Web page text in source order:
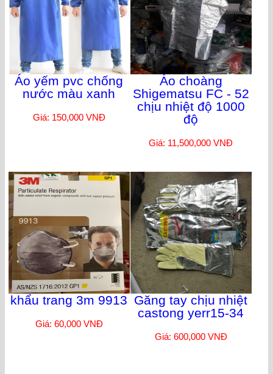
Áo yếm pvc chống
nước màu xanh
Giá: 150,000 VNĐ
Áo choàng
Shigematsu FC - 52
chịu nhiệt độ 1000
độ
Giá: 11,500,000 VNĐ
khẩu trang 3m 9913
Giá: 60,000 VNĐ
Găng tay chịu nhiệt
castong yerr15-34
Giá: 600,000 VNĐ